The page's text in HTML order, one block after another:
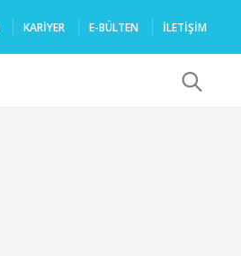
KARIYER E-BÜLTEN İLETİŞİM